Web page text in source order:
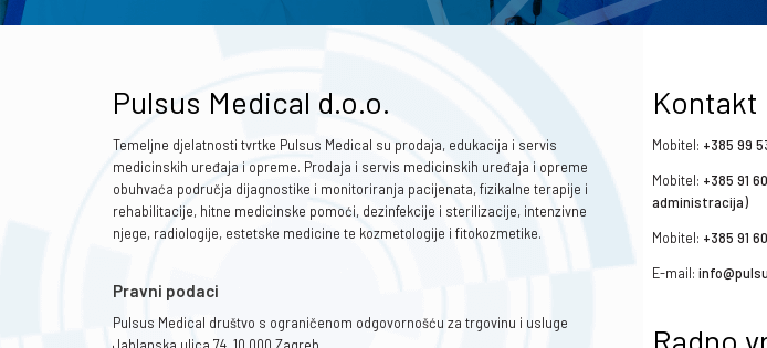
Pulsus Medical d.o.o.
Temeljne djelatnosti tvrtke Pulsus Medical su prodaja, edukacija i servis
medicinskih uređaja i opreme. Prodaja i servis medicinskih uređaja i opreme
obuhvaća područja dijagnostike i monitoriranja pacijenata, fizikalne terapije i
rehabilitacije, hitne medicinske pomoći, dezinfekcije i sterilizacije, intenzivne
njege, radiologije, estetske medicine te kozmetologije i fitokozmetike.
Pravni podaci
Pulsus Medical društvo s ograničenom odgovornošću za trgovinu i usluge
Kontakt
Mobitel: +385 99
Mobitel: +385 91
administracija)
Mobitel: +385 91
E-mail:
Radno